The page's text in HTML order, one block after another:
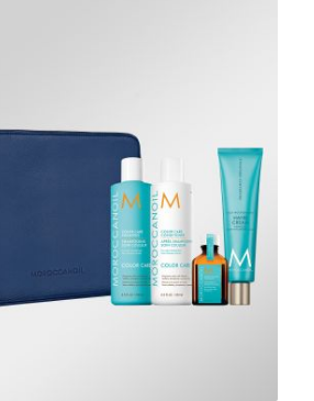
השונים כגון: דוא"ל/ סמס/ וואטסאפ ועוד.
לבטל את ההסכמה בכל עת באיזור
האישי או בפנייה לsupport@terminalx.com. למידע
השימוש במידע האישי ראו את מדיניות